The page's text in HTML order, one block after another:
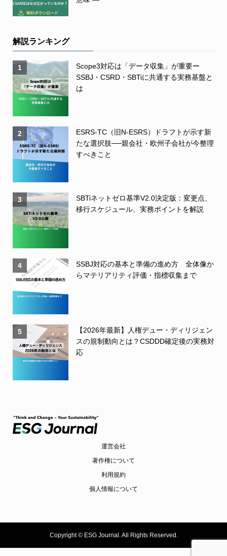
解説ランキング
1
Scope3対応は「データ収集」が重要ー
SSBJ・CSRD・SBTiに共通する実務基盤と
は
2
ESRS-TC（旧N-ESRS）ドラフトが示す新
たな選択肢──親会社・欧州子会社が今整理
すべきこと
3
SBTiネットゼロ基準V2.0決定版：変更点、
移行スケジュール、実務ポイントを解説
4
SSBJ対応の基本と準備の進め方 全体像か
らマテリアリティ評価・指標収集まで
5
【2026年最新】人権デュー・ディリジェン
スの規制動向とは？CSDDD確定後の実務対
応
運営会社
著作権について
利用規約
個人情報について
Copyright ©ESG Journal. All Rights Reserved.